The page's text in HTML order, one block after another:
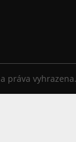
práva vyhrazena.